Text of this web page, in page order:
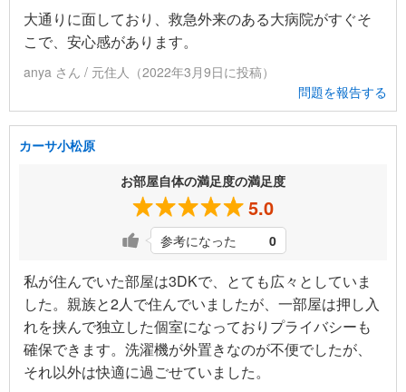
大通りに面しており、救急外来のある大病院がすぐそ
こで、安心感があります。
anya さん / 元住人（2022年3月9日に投稿）
問題を報告する
カーサ小松原
お部屋自体の満足度の満足度
5.0
参考になった 0
私が住んでいた部屋は3DKで、とても広々としていま
した。親族と2人で住んでいましたが、一部屋は押し入
れを挟んで独立した個室になっておりプライバシーも
確保できます。洗濯機が外置きなのが不便でしたが、
それ以外は快適に過ごせていました。